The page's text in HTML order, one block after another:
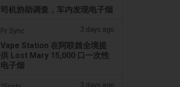
司机协助调查，车内发现电子烟
Pr Sync 3 days ago
Vape Station 在阿联酋全境提
供 Lost Mary 15,000 口一次性
电子烟
3 days ago